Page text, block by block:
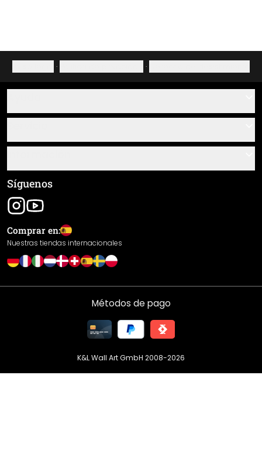
· ·
Sobre nosotros
Resumen de materiales
Seguimiento de envío
Términos y condiciones generales (CGC)
Aviso legal
Devoluciones
Derecho de desistimiento
Declaración de prestaciones / Marca CE
Configuración de cookies
Síguenos
Comprar en:
Nuestras tiendas internacionales
Métodos de pago
K&L Wall Art GmbH 2008-2026